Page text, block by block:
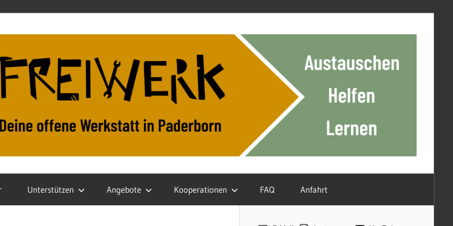
Unterstützen Angebote Kooperationen FAQ Anfahrt